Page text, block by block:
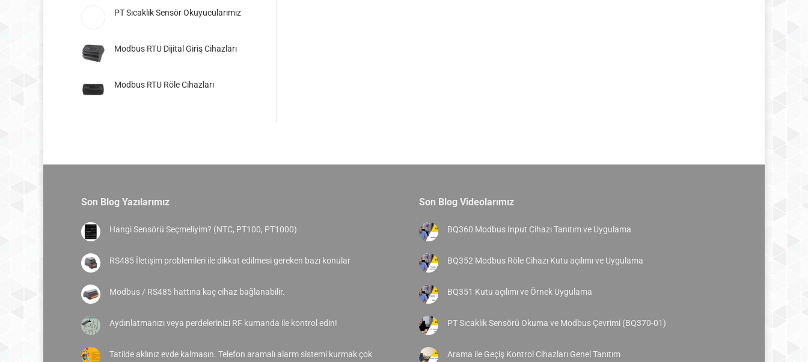
PT Sıcaklık Sensör Okuyucularımız
Modbus RTU Dijital Giriş Cihazları
Modbus RTU Röle Cihazları
Son Blog Yazılarımız
Hangi Sensörü Seçmeliyim? (NTC, PT100, PT1000)
RS485 İletişim problemleri ile dikkat edilmesi gereken bazı konular
Modbus / RS485 hattına kaç cihaz bağlanabilir.
Aydınlatmanızı veya perdelerinizi RF kumanda ile kontrol edin!
Tatilde aklınız evde kalmasın. Telefon aramalı alarm sistemi kurmak çok
Son Blog Videolarımız
BQ360 Modbus Input Cihazı Tanıtım ve Uygulama
BQ352 Modbus Röle Cihazı Kutu açılımı ve Uygulama
BQ351 Kutu açılımı ve Örnek Uygulama
PT Sıcaklık Sensörü Okuma ve Modbus Çevrimi (BQ370-01)
Arama ile Geçiş Kontrol Cihazları Genel Tanıtım